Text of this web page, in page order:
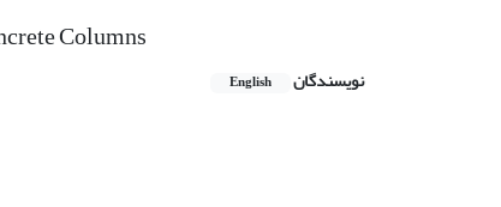
Columns
نویسندگان English